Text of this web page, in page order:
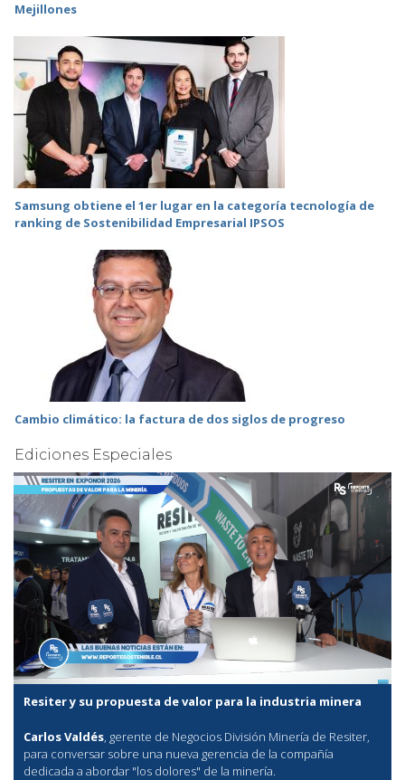
Mejillones
Samsung obtiene el 1er lugar en la categoría tecnología de
ranking de Sostenibilidad Empresarial IPSOS
Cambio climático: la factura de dos siglos de progreso
Ediciones Especiales
Resiter y su propuesta de valor para la industria minera
Carlos Valdés, gerente de Negocios División Minería de Resiter,
para conversar sobre una nueva gerencia de la compañía
dedicada a abordar "los dolores" de la minería.